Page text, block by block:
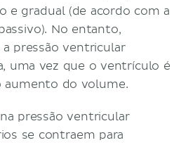
e gradual (de acordo com a
No entanto,
pressão ventricular
uma vez que o ventrículo é
aumento do volume.
pressão ventricular
se contraem para